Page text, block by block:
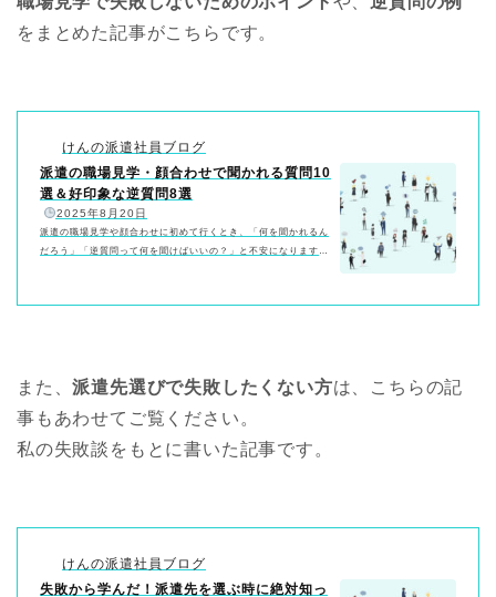
をまとめた記事がこちらです。
けんの派遣社員ブログ
派遣の職場見学・顔合わせで聞かれる質問10
選＆好印象な逆質問8選
2025年8月20日
派遣の職場見学や顔合わせに初めて行くとき、「何を聞かれるん
だろう」「逆質問って何を聞けばいいの？」と不安になりますよ
事では、よく聞かれる質問10選と回答テンプレ、そして好印象を
接です派遣の「職場見学」や「顔合わせ…
また、派遣先選びで失敗したくない方は、こちらの記
事もあわせてご覧ください。
私の失敗談をもとに書いた記事です。
けんの派遣社員ブログ
失敗から学んだ！派遣先を選ぶ時に絶対知っ